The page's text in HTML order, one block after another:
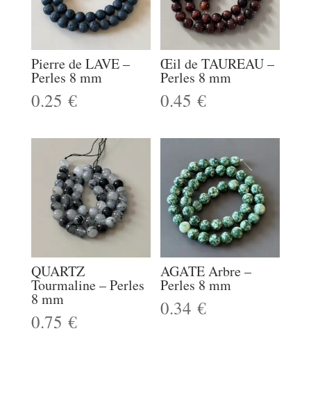
Pierre de LAVE –
Perles 8 mm
0.25 €
Œil de TAUREAU –
Perles 8 mm
0.45€
QUARTZ
Tourmaline – Perles
8 mm
0.75 €
AGATE Arbre –
Perles 8 mm
0.34€